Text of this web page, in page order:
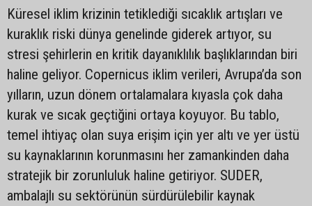
Küresel iklim krizinin tetiklediği sıcaklık artışları ve
kuraklık riski dünya genelinde giderek artıyor, su
stresi şehirlerin en kritik dayanıklılık başlıklarından biri
haline geliyor. Copernicus iklim verileri, Avrupa’da son
yılların, uzun dönem ortalamalara kıyasla çok daha
kurak ve sıcak geçtiğini ortaya koyuyor. Bu tablo,
temel ihtiyaç olan suya erişim için yer altı ve yer üstü
su kaynaklarının korunmasını her zamankinden daha
stratejik bir zorunluluk haline getiriyor. SUDER,
ambalajlı su sektörünün sürdürülebilir kaynak